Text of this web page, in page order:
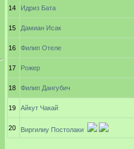
14 Идриз Бата
15 Дамиан Исак
16 Филип Отеле
17 Рожер
18 Филип Дангубич
19 Айкут Чакай
20 Виргилиу Постолаки